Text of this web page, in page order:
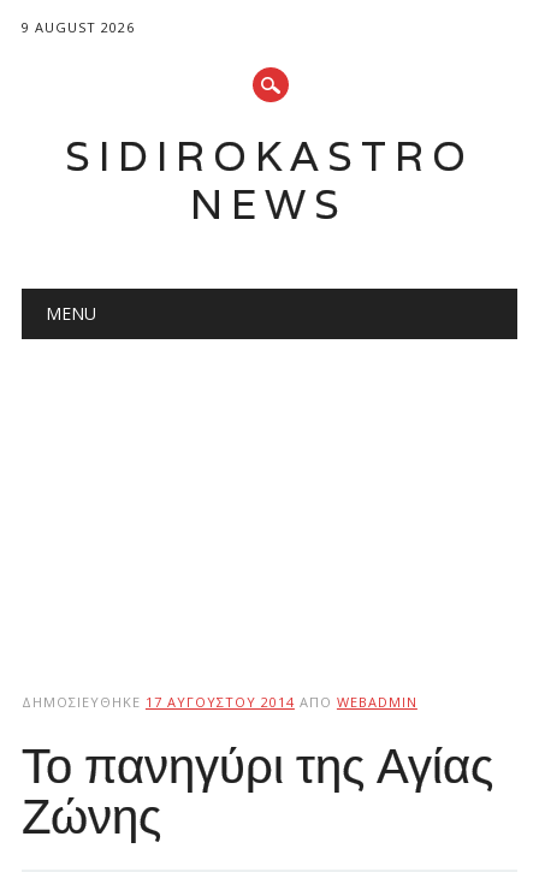
9 AUGUST 2026
SIDIROKASTRO
NEWS
Main menu
MENU
ΔΗΜΟΣΙΕΎΘΗΚΕ 17 ΑΥΓΟΎΣΤΟΥ 2014 ΑΠΌ WEBADMIN
Το πανηγύρι της Αγίας
Ζώνης